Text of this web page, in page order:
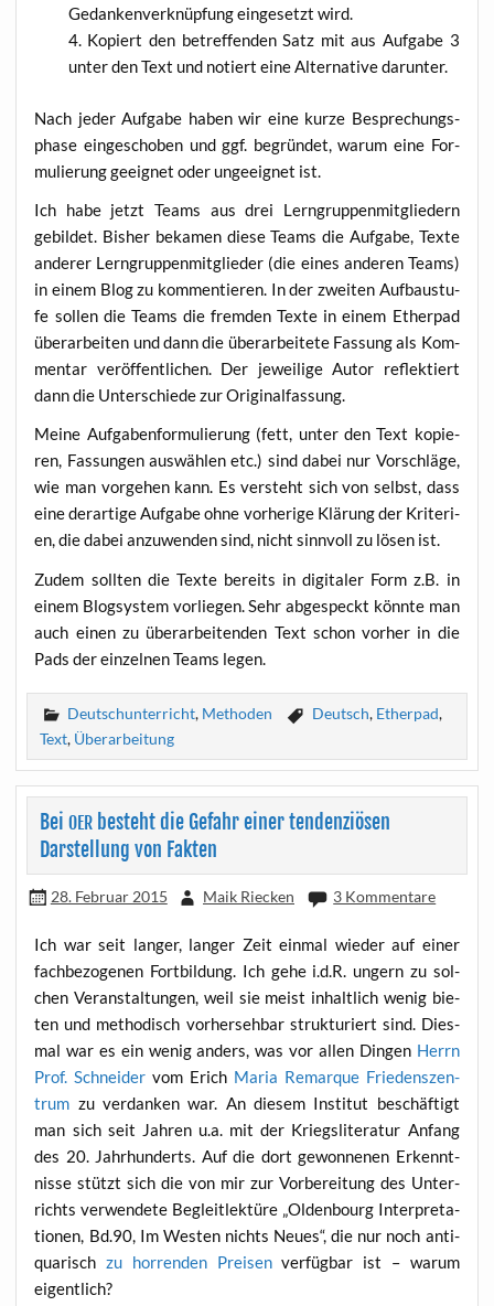
Gedan­ken­ver­knüp­fung ein­ge­setzt wird.
Kopiert den betref­fen­den Satz mit aus Auf­ga­be 3
unter den Text und notiert eine Alter­na­ti­ve darunter.
Nach jeder Auf­ga­be haben wir eine kur­ze Bespre­chungs­
pha­se ein­ge­scho­ben und ggf. begrün­det, war­um eine For­
mu­lie­rung geeig­net oder unge­eig­net ist.
Ich habe jetzt Teams aus drei Lern­grup­pen­mit­glie­dern
gebil­det. Bis­her beka­men die­se Teams die Auf­ga­be, Tex­te
ande­rer Lern­grup­pen­mit­glie­der (die eines ande­ren Teams)
in einem Blog zu kom­men­tie­ren. In der zwei­ten Auf­bau­stu­
fe sol­len die Teams die frem­den Tex­te in einem Ether­pad
über­ar­bei­ten und dann die über­ar­bei­te­te Fas­sung als Kom­
men­tar ver­öf­fent­li­chen. Der jewei­li­ge Autor reflek­tiert
dann die Unter­schie­de zur Originalfassung.
Mei­ne Auf­ga­ben­for­mu­lie­rung (fett, unter den Text kopie­
ren, Fas­sun­gen aus­wäh­len etc.) sind dabei nur Vor­schlä­ge,
wie man vor­ge­hen kann. Es ver­steht sich von selbst, dass
eine der­ar­ti­ge Auf­ga­be ohne vor­he­ri­ge Klä­rung der Kri­te­ri­
en, die dabei anzu­wen­den sind, nicht sinn­voll zu lösen ist.
Zudem soll­ten die Tex­te bereits in digi­ta­ler Form z.B. in
einem Blog­sys­tem vor­lie­gen. Sehr abge­speckt könn­te man
auch einen zu über­ar­bei­ten­den Text schon vor­her in die
Pads der ein­zel­nen Teams legen.
Deutschunterricht, Methoden Deutsch, Etherpad,
Text, Überarbeitung
Bei OERbesteht die Gefahr einer tendenziösen
Darstellung von Fakten
28. Februar 2015 Maik Riecken 3 Kommentare
Ich war seit lan­ger, lan­ger Zeit ein­mal wie­der auf einer
fach­be­zo­ge­nen Fort­bil­dung. Ich gehe i.d.R. ungern zu sol­
chen Ver­an­stal­tun­gen, weil sie meist inhalt­lich wenig bie­
ten und metho­disch vor­her­seh­bar struk­tu­riert sind. Dies­
mal war es ein wenig anders, was vor allen Din­gen Herrn
Prof. Schnei­der vom Erich Maria Remar­que Frie­dens­zen­
trum zu ver­dan­ken war. An die­sem Insti­tut beschäf­tigt
man sich seit Jah­ren u.a. mit der Kriegs­li­te­ra­tur Anfang
des 20. Jahr­hun­derts. Auf die dort gewon­ne­nen Erkennt­
nis­se stützt sich die von mir zur Vor­be­rei­tung des Unter­
richts ver­wen­de­te Begleit­lek­tü­re „Olden­bourg Inter­pre­ta­
tio­nen, Bd.90, Im Wes­ten nichts Neu­es“, die nur noch anti­
qua­rischzu hor­ren­den Prei­senver­füg­bar ist – war­um
eigentlich?